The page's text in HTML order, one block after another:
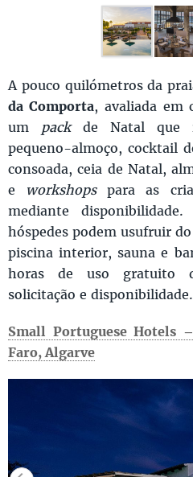
A pouco quilómetros da
da Comporta, avaliada em
um pack de Natal que
pequeno-almoço, cocktail
consoada, ceia de Natal,
e workshopspara as
mediante
hóspedes podem usufruir
piscina interior, sauna e
horas de uso gratuito
solicitação e disponibilidade.
Small Portuguese Hotels
Faro, Algarve